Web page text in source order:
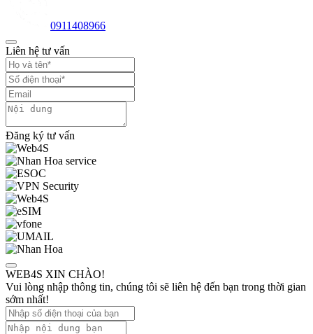
0911408966
Liên hệ tư vấn
Đăng ký tư vấn
WEB4S XIN CHÀO!
Vui lòng nhập thông tin, chúng tôi sẽ liên hệ đến bạn trong thời gian
sớm nhất!